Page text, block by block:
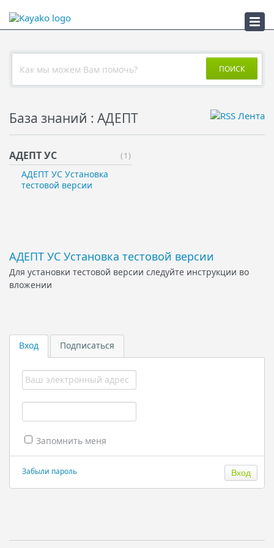
ПСС
Вход Подписаться
Запомнить меня
Забыли пароль
ПОИСК
База знаний : АДЕПТ
(1)
АДЕПТ УС
АДЕПТ УС Установка
тестовой версии
АДЕПТ УС Установка тестовой версии
Для установки тестовой версии следуйте инструкции во
вложении